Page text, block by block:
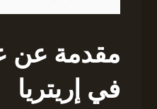
مقدمة عن
في إريتريا